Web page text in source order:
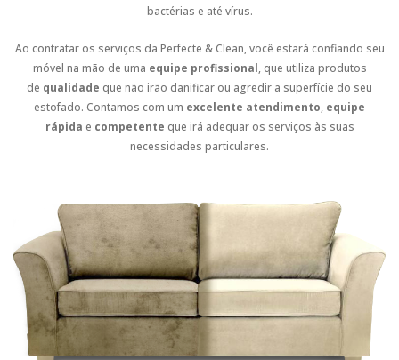
bactérias e até vírus.
Ao contratar os serviços da Perfecte & Clean, você estará confiando seu
móvel na mão de uma equipe profissional, que utiliza produtos
de qualidade que não irão danificar ou agredir a superfície do seu
estofado. Contamos com um excelente atendimento, equipe
rápida e competente que irá adequar os serviços às suas
necessidades particulares.